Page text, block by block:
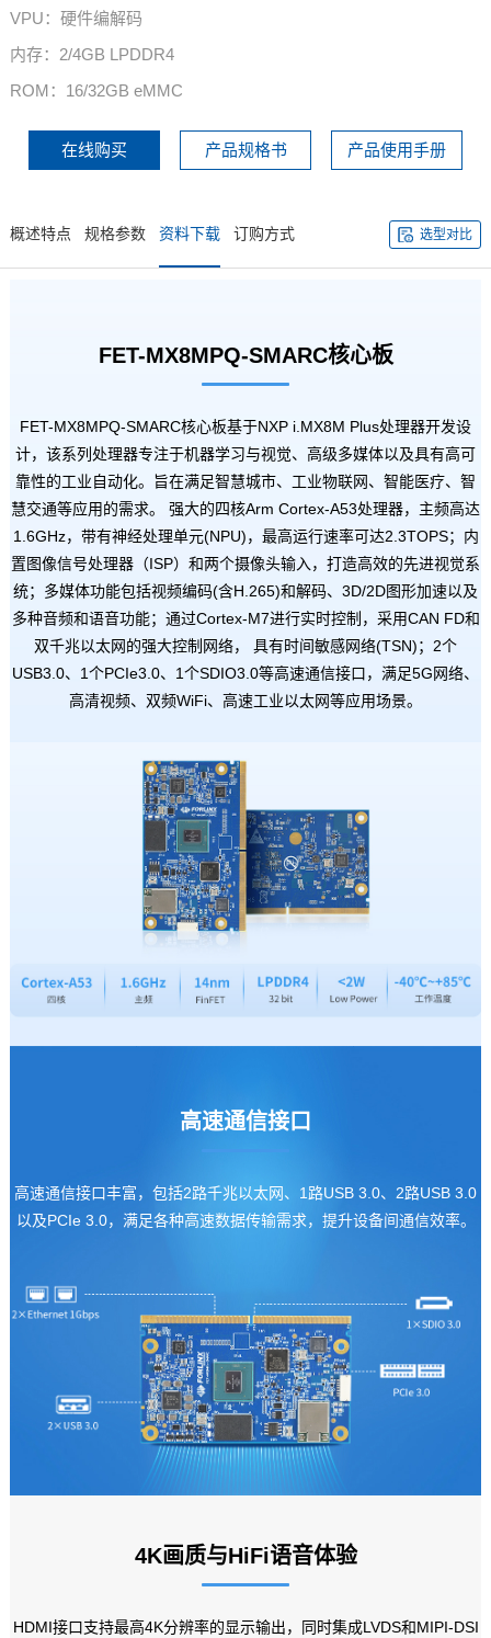
VPU：硬件编解码
内存：2/4GB LPDDR4
ROM：16/32GB eMMC
在线购买 产品规格书 产品使用手册
概述特点 规格参数 资料下载 订购方式 选型对比
FET-MX8MPQ-SMARC核心板
FET-MX8MPQ-SMARC核心板基于NXP i.MX8M Plus处理器开发设
计，该系列处理器专注于机器学习与视觉、高级多媒体以及具有高可
靠性的工业自动化。旨在满足智慧城市、 工业物联网、智能医疗、 智
慧交通等应用的需求。 强大的四核Arm Cortex-A53处理器，主频高达
1.6GHz，带有神经处理单元(NPU)，最高运行速率可达2.3TOPS；内
置图像信号处理器（ISP）和两个摄像头输入，打造高效的先进视觉系
统；多媒体功能包括视频编码(含H.265)和解码、3D/2D图形加速以及
多种音频和语音功能；通过Cortex-M7进行实时控制，采用CAN FD和
双千兆以太网的强大控制网络， 具有时间敏感网络(TSN)；2个
USB3.0、1个PCIe3.0、1个SDIO3.0等高速通信接口，满足5G网络、
高清视频、双频WiFi、高速工业以太网等应用场景。
高速通信接口
高速通信接口丰富，包括2路千兆以太网、1路USB 3.0、2路USB 3.0
以及PCIe 3.0，满足各种高速数据传输需求，提升设备间通信效率。
4K画质与HiFi语音体验
HDMI接口支持最高4K分辨率的显示输出，同时集成LVDS和MIPI-DSI